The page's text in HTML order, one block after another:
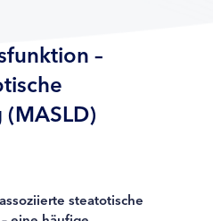
–
steatotische